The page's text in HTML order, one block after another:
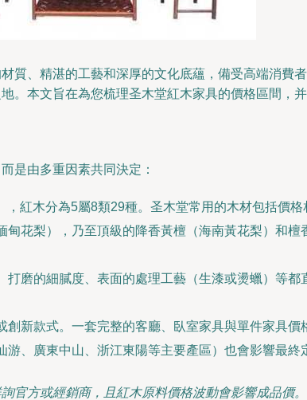
質、精湛的工藝和深厚的文化底蘊，備受高端消費
。本文旨在為您梳理圣木堂紅木家具的價格區間，
是由多重因素共同決定：
紅木分為5屬8類29種。圣木堂常用的木材包括價
甸花梨），乃至頂級的降香黃檀（海南黃花梨）和
打磨的細膩度、表面的處理工藝（生漆或燙蠟）等
新款式。一套完整的客廳、臥室家具與單件家具價
、廣東中山、浙江東陽等主要產區）也會影響最終
官方或經銷商，且紅木原料價格波動會影響成品價。